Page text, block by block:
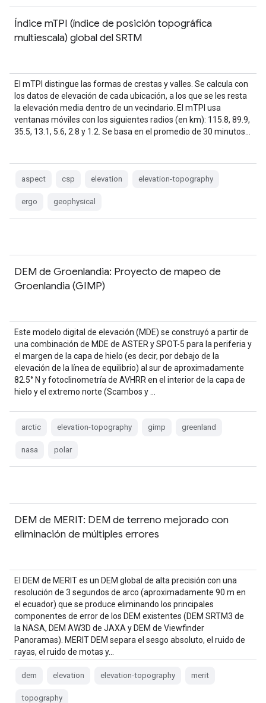
Índice mTPI (índice de posición topográfica
multiescala) global del SRTM
El mTPI distingue las formas de crestas y valles. Se calcula con
los datos de elevación de cada ubicación, a los que se les resta
la elevación media dentro de un vecindario. El mTPI usa
ventanas móviles con los siguientes radios (en km): 115.8, 89.9,
35.5, 13.1, 5.6, 2.8 y 1.2. Se basa en el promedio de 30 minutos…
aspect csp elevation elevation-topography
ergo geophysical
DEM de Groenlandia: Proyecto de mapeo de
Groenlandia (GIMP)
Este modelo digital de elevación (MDE) se construyó a partir de
una combinación de MDE de ASTER y SPOT-5 para la periferia y
el margen de la capa de hielo (es decir, por debajo de la
elevación de la línea de equilibrio) al sur de aproximadamente
82.5° N y fotoclinometría de AVHRR en el interior de la capa de
hielo y el extremo norte (Scambos y …
arctic elevation-topography gimp greenland
nasa polar
DEM de MERIT: DEM de terreno mejorado con
eliminación de múltiples errores
El DEM de MERIT es un DEM global de alta precisión con una
resolución de 3 segundos de arco (aproximadamente 90 m en
el ecuador) que se produce eliminando los principales
componentes de error de los DEM existentes (DEM SRTM3 de
la NASA, DEM AW3D de JAXA y DEM de Viewfinder
Panoramas). MERIT DEM separa el sesgo absoluto, el ruido de
rayas, el ruido de motas y…
dem elevation elevation-topography merit
topography